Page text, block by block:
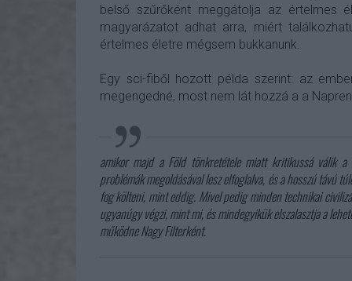
belső szűrőként meggátolja az értelmes
magyarázatot adhat arra, miért
értelmes életre mégsem bukkanunk.
Egy sci-fiből hozott példa szerint: az
megengedné, most nem lát hozzá a a
amikor majd a Föld tönkretétele miatt kritikussá válik
problémák megoldásával lesz elfoglalva, és a hosszú távú
fog költeni, mint eddig. Mivel pedig minden technikai
ugyanúgy végzi, mint mi, és mindegyikük elszalasztja a
működne Nagy Filterként.